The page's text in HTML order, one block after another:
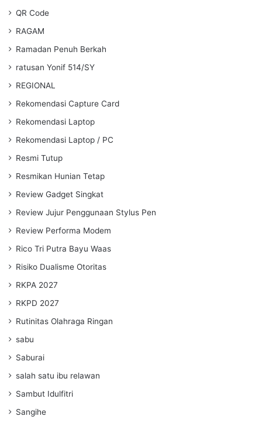
QR Code
RAGAM
Ramadan Penuh Berkah
ratusan Yonif 514/SY
REGIONAL
Rekomendasi Capture Card
Rekomendasi Laptop
Rekomendasi Laptop / PC
Resmi Tutup
Resmikan Hunian Tetap
Review Gadget Singkat
Review Jujur Penggunaan Stylus Pen
Review Performa Modem
Rico Tri Putra Bayu Waas
Risiko Dualisme Otoritas
RKPA 2027
RKPD 2027
Rutinitas Olahraga Ringan
sabu
Saburai
salah satu ibu relawan
Sambut Idulfitri
Sangihe